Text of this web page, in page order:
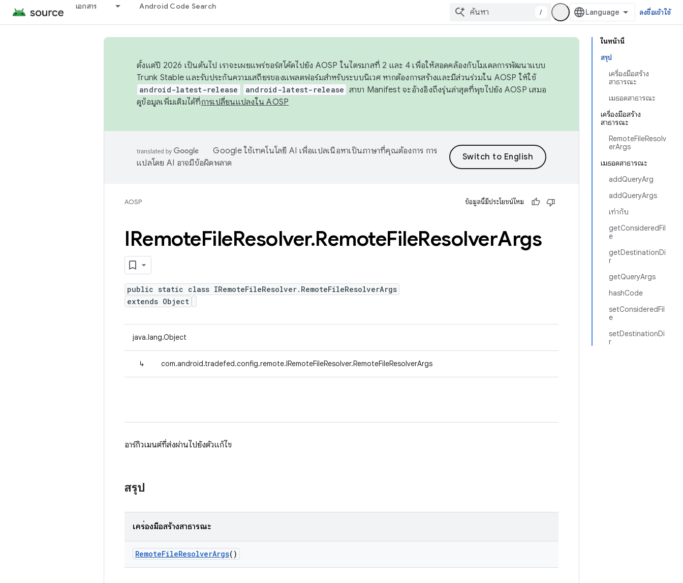
เอกสาร Android Code Search
/ ลงชื่อเข้าใช้
ในหน้านี้
สรุป
เครื่องมือสร้าง
สาธารณะ
เมธอดสาธารณะ
เครื่องมือสร้าง
สาธารณะ
RemoteFileResolv
erArgs
เมธอดสาธารณะ
addQueryArg
addQueryArgs
เท่ากับ
getConsideredFil
e
getDestinationDi
r
getQueryArgs
hashCode
setConsideredFil
e
setDestinationDi
r
ตั้งแต่ปี 2026 เป็นต้นไป เราจะเผยแพร่ซอร์สโค้ดไปยัง AOSP ในไตรมาสที่ 2 และ 4 เพื่อให้สอดคล้องกับโมเดลการพัฒนาแบบ
Trunk Stable และรับประกันความเสถียรของแพลตฟอร์มสำหรับระบบนิเวศ หากต้องการสร้างและมีส่วนร่วมใน AOSP ให้ใช้
android-latest-release android-latest-release สาขา Manifest จะอ้างอิงถึงรุ่นล่าสุดที่พุชไปยัง AOSP เสมอ
ดูข้อมูลเพิ่มเติมได้ที่การเปลี่ยนแปลงใน AOSP
Google ใช้เทคโนโลยี AI เพื่อแปลเนื้อหาเป็นภาษาที่คุณต้องการ การ
แปลโดย AI อาจมีข้อผิดพลาด
AOSP ข้อมูลนี้มีประโยชน์ไหม
IRemoteFileResolver.RemoteFileResolverArgs
public static class IRemoteFileResolver.RemoteFileResolverArgs
extends Object
java.lang.Object
↳ com.android.tradefed.config.remote.IRemoteFileResolver.RemoteFileResolverArgs
อาร์กิวเมนต์ที่ส่งผ่านไปยังตัวแก้ไข
สรุป
เครื่องมือสร้างสาธารณะ
RemoteFileResolverArgs()